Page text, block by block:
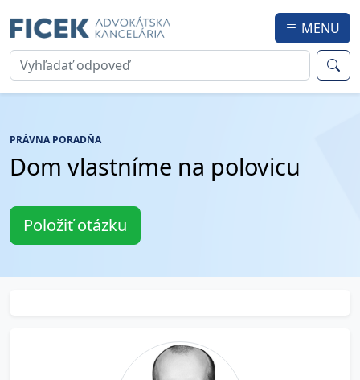
MENU
PRÁVNA PORADŇA
Dom vlastníme na polovicu
Položiť otázku